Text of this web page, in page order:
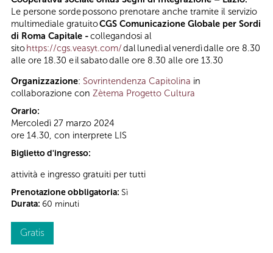
Le persone sorde possono prenotare anche tramite il servizio
multimediale gratuitoCGS Comunicazione Globale per Sordi
di Roma Capitale -collegandosi al
sitohttps://cgs.veasyt.com/dal lunedì al venerdì dalle ore 8.30
alle ore 18.30 e il sabato dalle ore 8.30 alle ore 13.30
Organizzazione: Sovrintendenza Capitolina in
collaborazione con Zètema Progetto Cultura
Orario:
Mercoledì 27 marzo 2024
ore 14.30, con interprete LIS
Biglietto d'ingresso:
attività e ingresso gratuiti per tutti
Prenotazione obbligatoria: Sì
Durata: 60 minuti
Gratis